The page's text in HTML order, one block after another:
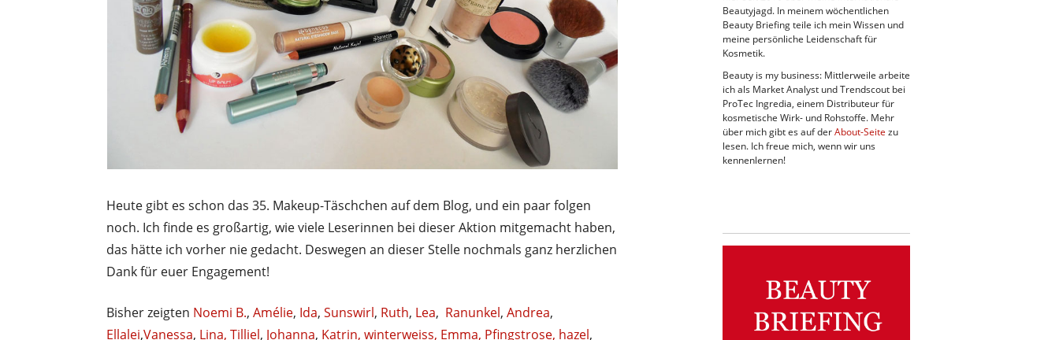
Heute gibt es schon das 35. Makeup-Täschchen auf dem Blog, und ein paar folgen
noch. Ich finde es großartig, wie viele Leserinnen bei dieser Aktion mitgemacht haben,
das hätte ich vorher nie gedacht. Deswegen an dieser Stelle nochmals ganz herzlichen
Dank für euer Engagement!
Bisher zeigten Noemi B., Amélie, Ida, Sunswirl, Ruth, Lea, Ranunkel, Andrea,
Ellalei,Vanessa, Lina, Tilliel, Johanna, Katrin, winterweiss, Emma, Pfingstrose, hazel,
Beautyjagd. In meinem wöchentlichen
Beauty Briefing teile ich mein Wissen und
meine persönliche Leidenschaft für
Kosmetik.
Beauty is my business: Mittlerweile arbeite
ich als Market Analyst und Trendscout bei
ProTec Ingredia, einem Distributeur für
kosmetische Wirk- und Rohstoffe. Mehr
über mich gibt es auf derAbout-Seite zu
lesen. Ich freue mich, wenn wir uns
kennenlernen!